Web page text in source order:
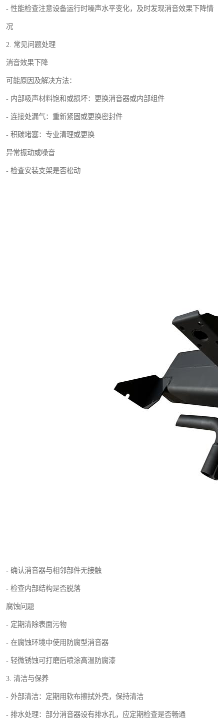
- 性能检查注意设备运行时噪声水平变化，及时发现消音效果下降情
况
2. 常见问题处理
消音效果下降
可能原因及解决方法：
- 内部吸声材料饱和或损坏：更换消音器或内部组件
- 连接处漏气：重新紧固或更换密封件
- 积碳堵塞：专业清理或更换
异常振动或噪音
- 检查安装支架是否松动
- 确认消音器与相邻部件无接触
- 检查内部结构是否脱落
腐蚀问题
- 定期清除表面污物
- 在腐蚀环境中使用防腐型消音器
- 轻微锈蚀可打磨后喷涂高温防腐漆
3. 清洁与保养
- 外部清洁：定期用软布擦拭外壳，保持清洁
- 排水处理：部分消音器设有排水孔，应定期检查是否畅通